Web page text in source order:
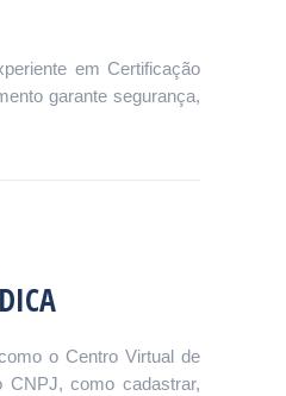
em Certificação
garante segurança,
o Centro Virtual de
CNPJ, como cadastrar,